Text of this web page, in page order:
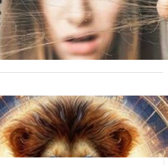
deficiențe de proteine:
sănătății tale
8/8: Oportunități de
Cinci Zodii în 2026